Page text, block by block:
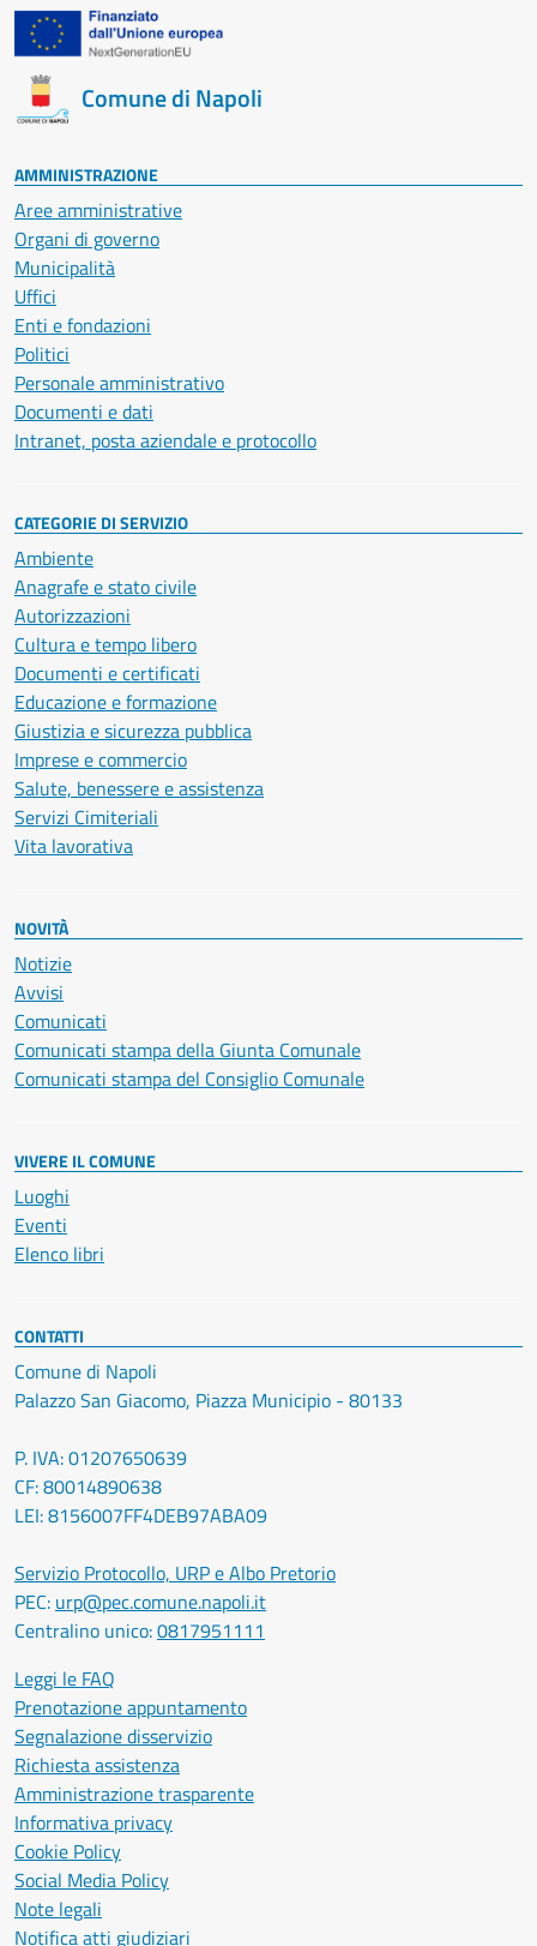
Comune di Napoli
AMMINISTRAZIONE
Aree amministrative
Organi di governo
Municipalità
Uffici
Enti e fondazioni
Politici
Personale amministrativo
Documenti e dati
Intranet, posta aziendale e protocollo
CATEGORIE DI SERVIZIO
Ambiente
Anagrafe e stato civile
Autorizzazioni
Cultura e tempo libero
Documenti e certificati
Educazione e formazione
Giustizia e sicurezza pubblica
Imprese e commercio
Salute, benessere e assistenza
Servizi Cimiteriali
Vita lavorativa
NOVITÀ
Notizie
Avvisi
Comunicati
Comunicati stampa della Giunta Comunale
Comunicati stampa del Consiglio Comunale
VIVERE IL COMUNE
Luoghi
Eventi
Elenco libri
CONTATTI
Comune di Napoli
Palazzo San Giacomo, Piazza Municipio - 80133
P. IVA: 01207650639
CF: 80014890638
LEI: 8156007FF4DEB97ABA09
Servizio Protocollo, URP e Albo Pretorio
PEC: urp@pec.comune.napoli.it
Centralino unico:0817951111
Leggi le FAQ
Prenotazione appuntamento
Segnalazione disservizio
Richiesta assistenza
Amministrazione trasparente
Informativa privacy
Cookie Policy
Social Media Policy
Note legali
Notifica atti giudiziari